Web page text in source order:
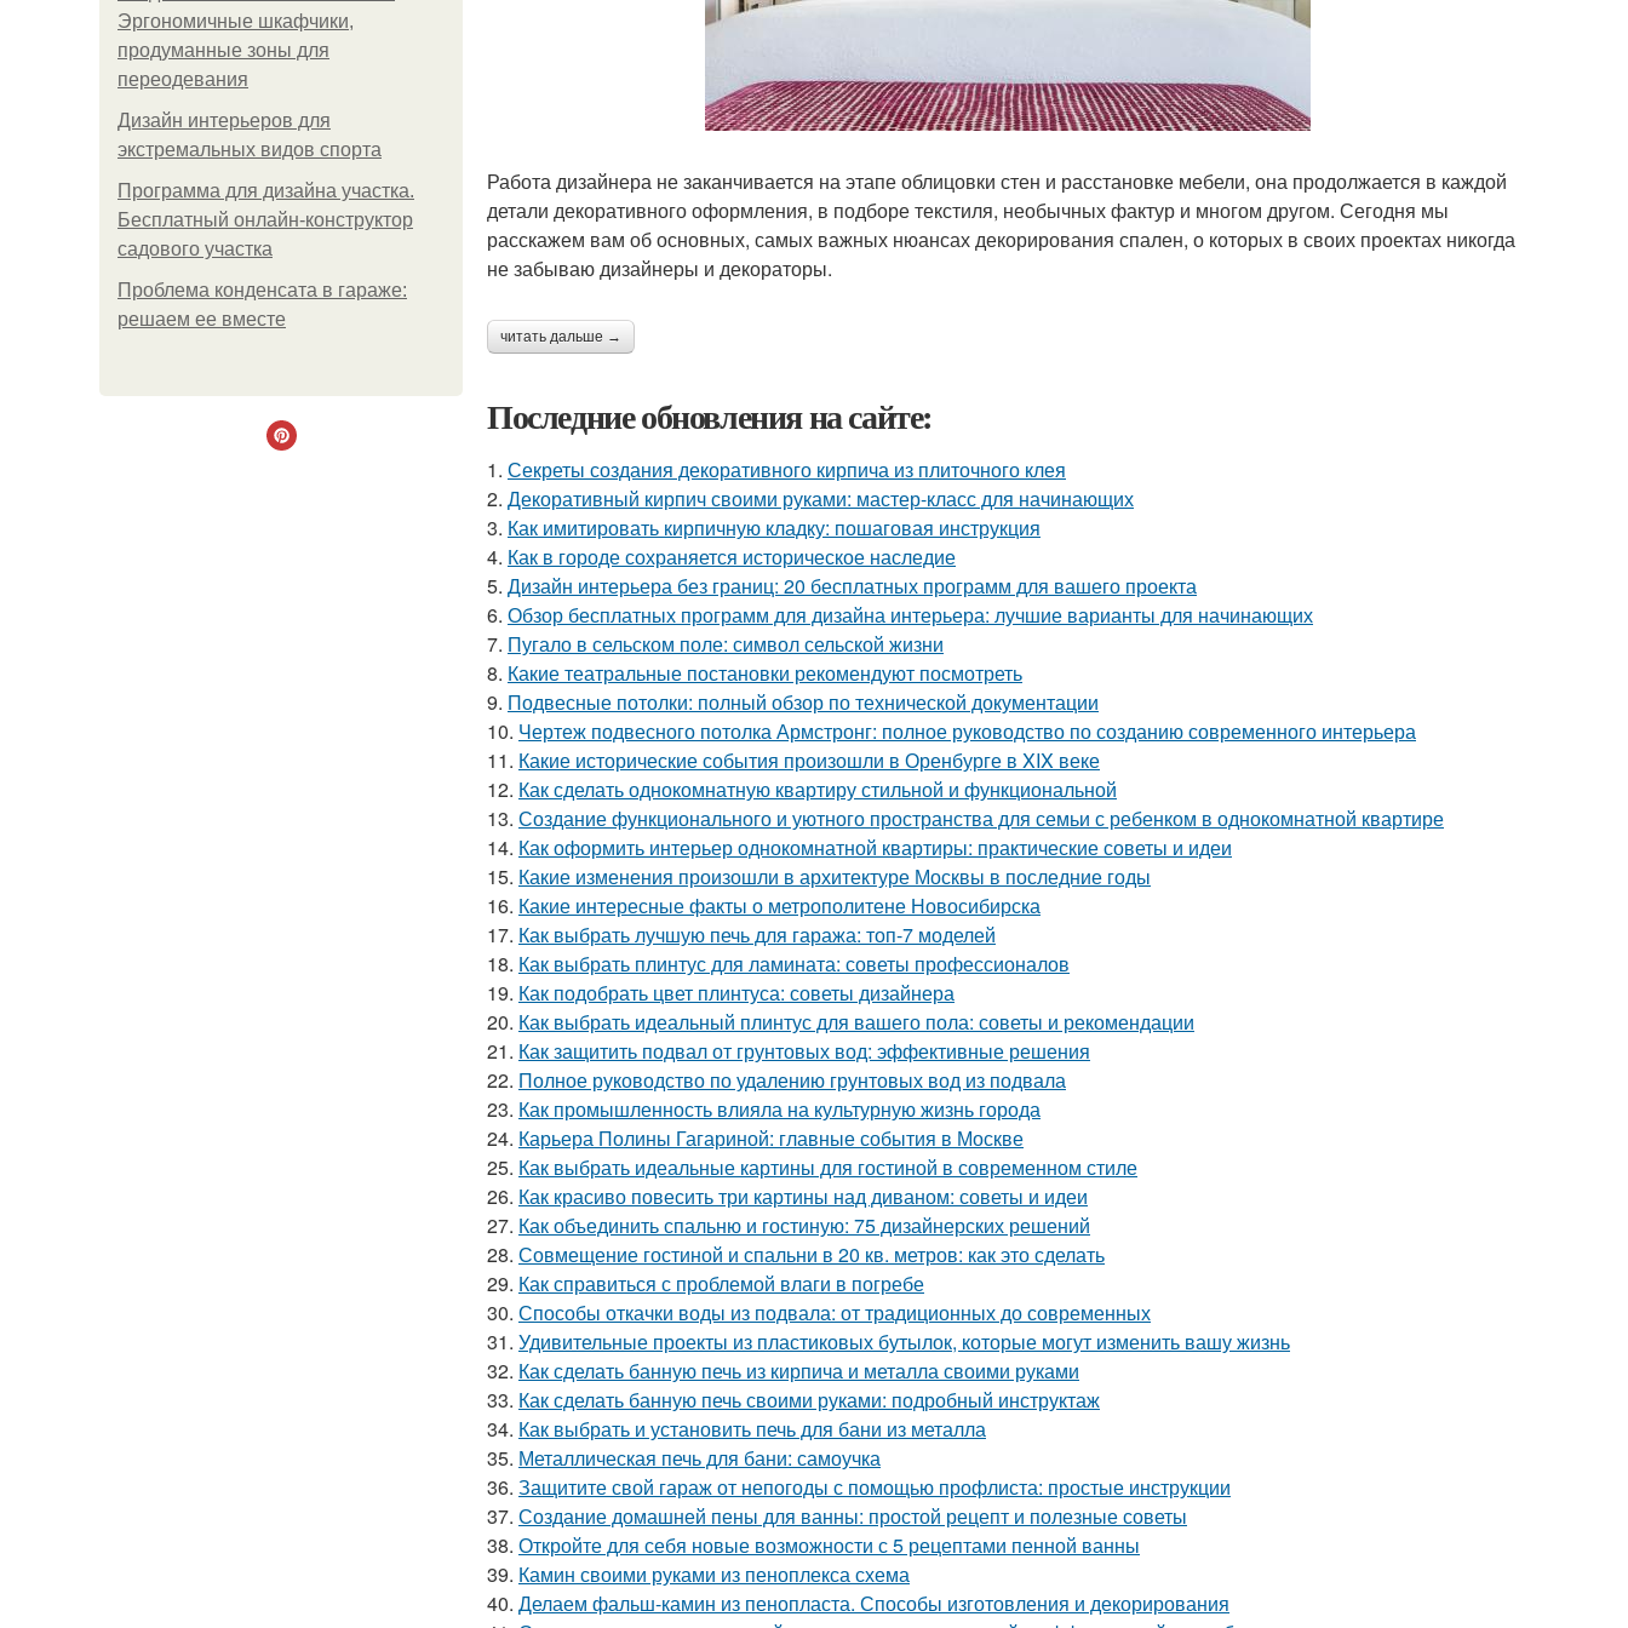
Эргономичные шкафчики,
продуманные зоны для
переодевания
Дизайн интерьеров для
экстремальных видов спорта
Программа для дизайна участка.
Бесплатный онлайн-конструктор
садового участка
Проблема конденсата в гараже:
решаем ее вместе
Работа дизайнера не заканчивается на этапе облицовки стен и расстановке мебели, она продолжается в каждой
детали декоративного оформления, в подборе текстиля, необычных фактур и многом другом. Сегодня мы
расскажем вам об основных, самых важных нюансах декорирования спален, о которых в своих проектах никогда
не забываю дизайнеры и декораторы.
читать дальше →
Последние обновления на сайте:
1. Секреты создания декоративного кирпича из плиточного клея
2. Декоративный кирпич своими руками: мастер-класс для начинающих
3. Как имитировать кирпичную кладку: пошаговая инструкция
4. Как в городе сохраняется историческое наследие
5. Дизайн интерьера без границ: 20 бесплатных программ для вашего проекта
6. Обзор бесплатных программ для дизайна интерьера: лучшие варианты для начинающих
7. Пугало в сельском поле: символ сельской жизни
8. Какие театральные постановки рекомендуют посмотреть
9. Подвесные потолки: полный обзор по технической документации
10. Чертеж подвесного потолка Армстронг: полное руководство по созданию современного интерьера
11. Какие исторические события произошли в Оренбурге в XIX веке
12. Как сделать однокомнатную квартиру стильной и функциональной
13. Создание функционального и уютного пространства для семьи с ребенком в однокомнатной квартире
14. Как оформить интерьер однокомнатной квартиры: практические советы и идеи
15. Какие изменения произошли в архитектуре Москвы в последние годы
16. Какие интересные факты о метрополитене Новосибирска
17. Как выбрать лучшую печь для гаража: топ-7 моделей
18. Как выбрать плинтус для ламината: советы профессионалов
19. Как подобрать цвет плинтуса: советы дизайнера
20. Как выбрать идеальный плинтус для вашего пола: советы и рекомендации
21. Как защитить подвал от грунтовых вод: эффективные решения
22. Полное руководство по удалению грунтовых вод из подвала
23. Как промышленность влияла на культурную жизнь города
24. Карьера Полины Гагариной: главные события в Москве
25. Как выбрать идеальные картины для гостиной в современном стиле
26. Как красиво повесить три картины над диваном: советы и идеи
27. Как объединить спальню и гостиную: 75 дизайнерских решений
28. Совмещение гостиной и спальни в 20 кв. метров: как это сделать
29. Как справиться с проблемой влаги в погребе
30. Способы откачки воды из подвала: от традиционных до современных
31. Удивительные проекты из пластиковых бутылок, которые могут изменить вашу жизнь
32. Как сделать банную печь из кирпича и металла своими руками
33. Как сделать банную печь своими руками: подробный инструктаж
34. Как выбрать и установить печь для бани из металла
35. Металлическая печь для бани: самоучка
36. Защитите свой гараж от непогоды с помощью профлиста: простые инструкции
37. Создание домашней пены для ванны: простой рецепт и полезные советы
38. Откройте для себя новые возможности с 5 рецептами пенной ванны
39. Камин своими руками из пеноплекса схема
40. Делаем фальш-камин из пенопласта. Способы изготовления и декорирования